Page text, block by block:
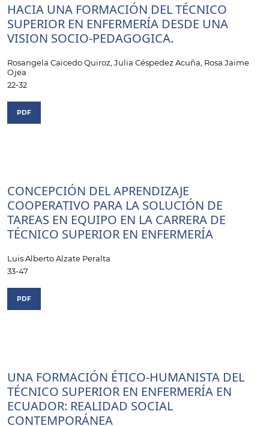
HACIA UNA FORMACIÓN DEL TÉCNICO
SUPERIOR EN ENFERMERÍA DESDE UNA
VISION SOCIO-PEDAGOGICA.
Rosangela Caicedo Quiroz, Julia Céspedez Acuña, Rosa Jaime
Ojea
22-32
PDF
CONCEPCIÓN DEL APRENDIZAJE
COOPERATIVO PARA LA SOLUCIÓN DE
TAREAS EN EQUIPO EN LA CARRERA DE
TÉCNICO SUPERIOR EN ENFERMERÍA
Luis Alberto Alzate Peralta
33-47
PDF
UNA FORMACIÓN ÉTICO-HUMANISTA DEL
TÉCNICO SUPERIOR EN ENFERMERÍA EN
ECUADOR: REALIDAD SOCIAL
CONTEMPORÁNEA